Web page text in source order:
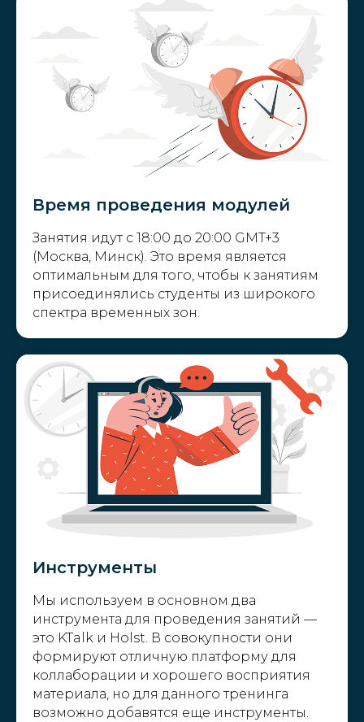
Время проведения модулей
Занятия идут с 18:00 до 20:00 GMT+3
(Москва, Минск). Это время является
оптимальным для того, чтобы к занятиям
присоединялись студенты из широкого
спектра временных зон.
Инструменты
Мы используем в основном два
инструмента для проведения занятий —
это KTalk и Holst. В совокупности они
формируют отличную платформу для
коллаборации и хорошего восприятия
материала, но для данного тренинга
возможно добавятся еще инструменты.